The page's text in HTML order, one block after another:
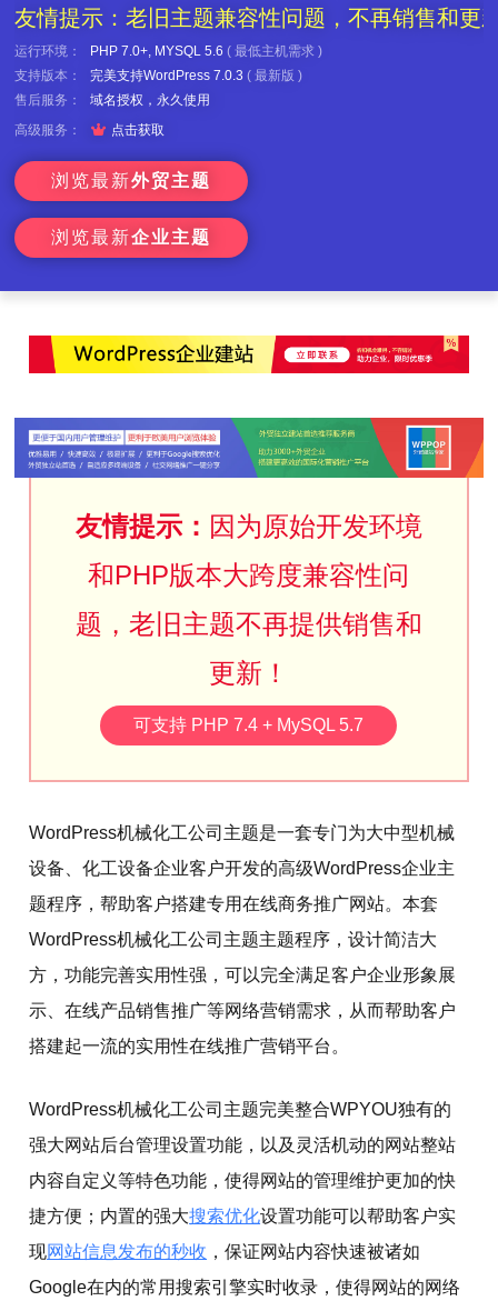
友情提示：老旧主题兼容性问题，不再销售和更
运行环境： PHP 7.0+, MYSQL 5.6(最低主机需求 )
支持版本：
完美支持WordPress 7.0.3(最新版 )
售后服务：
域名授权，永久使用
高级服务：
 点击获取
浏览最新外贸主题
浏览最新企业主题
友情提示： 因为原始开发环境
和PHP版本大跨度兼容性问
题，老旧主题不再提供销售和
更新！
可支持 PHP 7.4 + MySQL 5.7
WordPress机械化工公司主题是一套专门为大中型机械
设备、化工设备企业客户开发的高级WordPress企业主
题程序，帮助客户搭建专用在线商务推广网站。本套
WordPress机械化工公司主题主题程序，设计简洁大
方，功能完善实用性强，可以完全满足客户企业形象展
示、在线产品销售推广等网络营销需求，从而帮助客户
搭建起一流的实用性在线推广营销平台。
WordPress机械化工公司主题完美整合WPYOU独有的
强大网站后台管理设置功能，以及灵活机动的网站整站
内容自定义等特色功能，使得网站的管理维护更加的快
捷方便；内置的强大搜索优化设置功能可以帮助客户实
现网站信息发布的秒收 ，保证网站内容快速被诸如
Google在内的常用搜索引擎实时收录，使得网站的网络